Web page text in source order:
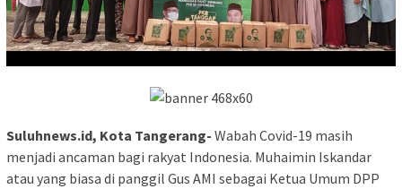
Suluhnews.id, Kota Tangerang- Wabah Covid-19 masih
menjadi ancaman bagi rakyat Indonesia. Muhaimin Iskandar
atau yang biasa di panggil Gus AMI sebagai Ketua Umum DPP